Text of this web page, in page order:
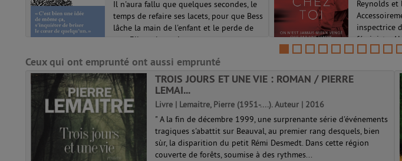
Il n'aura fallu que quelques secondes, le
temps de refaire ses lacets, pour que Bess
lâche la main de l'enfant et le perde de
vue. Elle se lance à...
Reynolds et
inspectrice
féministe.
disparition,
Ceux qui ont emprunté ont aussi emprunté
TROIS JOURS ET UNE VIE : ROMAN / PIERRE
LEMAI...
Livre | Lemaitre, Pierre (1951-....). Auteur | 2016
" A la fin de décembre 1999, une surprenante série d'événements
tragiques s'abattit sur Beauval, au premier rang desquels, bien
sùr, la disparition du petit Rémi Desmedt. Dans cette région
couverte de forêts, soumise à des rythmes...